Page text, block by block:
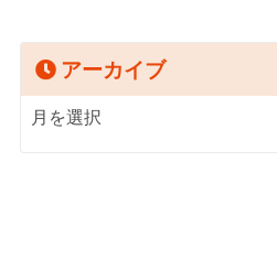
アーカイブ